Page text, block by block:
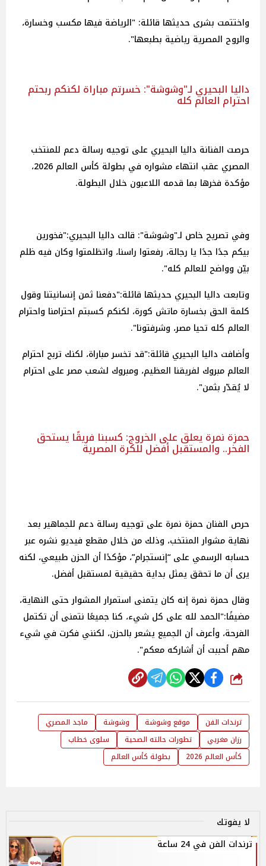
واختتمت بشرى حديثها قائلة: "الرياضة فيها مكسب وخسارة،
والروح المصرية رياضية بطبعها".
داليا البحيري لـ"وشوشة": خسرتم مباراة لكنكم ربحتم
احترام العالم كله
حرصت الفنانة داليا البحيري على توجيه رسالة دعم للمنتخب
المصري عقب انتهاء مشواره في بطولة كأس العالم 2026،
مؤكدة فخرها بما قدمه اللاعبون خلال البطولة.
وفي تصريح خاص لـ"وشوشة": قالت داليا البحيري:"فخورين
بيكم جدًا جدًا يا رجالة، رفعتوا راسنا، واتظلمتوا وكان فيه ظلم
بيّن وواضح للعالم كله".
وتابعت داليا البحيري حديثها قائلة:"دفعنا ثمن إنسانيتنا وقول
كلمة الحق بخسارة ماتش كورة، لكنكم كسبتم احترامنا واحترام
العالم كله تحيا مصر، وشرفتونا".
وأضافت داليا البحيري قائلة:"قد تخسر مباراة، لكنك تربح احترام
العالم مبروك لفريقنا العظيم، ومبروك لشعب مصر على احترام
لا يُقدّر بثمن".
حمزة نمرة يعلق على الخروج: كسبنا فريقًا يستحق
الفخر.. والمستقبل أفضل للكرة المصرية
حرص الفنان حمزة نمرة على توجيه رسالة دعم للجماهير بعد
نهاية مشوار المنتخب، وذلك من خلال مقطع فيديو نشره عبر
حسابه الرسمي على “إنستجرام”، مؤكدًا أن الحزن طبيعي، لكنه
يرى أن ما تحقق يمثل بداية حقيقية لمستقبل أفضل.
وقال حمزة نمرة إنه كان يتمنى استمرار المشوار حتى النهاية،
مضيفًا:"الحمد لله على كل شيء، كنا جميعًا نتمنى أن تكتمل
الفرحة، وأعرف أن الجميع يشعر بالحزن، لكنني فكرت في شيء
مهم أحببت أن أشاركه معكم".
شارك
ترندات الفن موقع وشوشة وشوشة
ماجد المصري
رزان مغربي
تطورات حالته الصحية
سلوى خطاب
كأس العالم 2026
بطولة كأس العالم
لا يفوتك
ترندات الفن في 24 ساعة